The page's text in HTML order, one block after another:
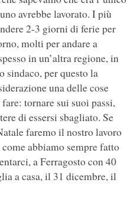
avrebbe lavorato. I più
2-3 giorni di ferie per
molti per andare a
in un’altra regione, in
sindaco, per questo la
una delle cose
tornare sui suoi passi,
di essersi sbagliato. Se
faremo il nostro lavoro
abbiamo sempre fatto
a Ferragosto con 40
a casa, il 31 dicembre, il